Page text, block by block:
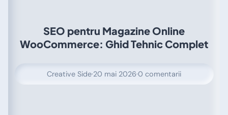
SEO pentru Magazine Online
WooCommerce: Ghid Tehnic Complet
Creative Side·20 mai 2026·0 comentarii